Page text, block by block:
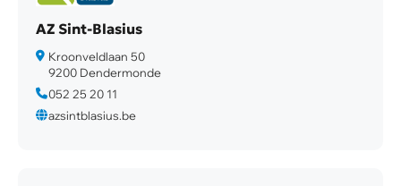
AZ Sint-Blasius
Kroonveldlaan 50
9200 Dendermonde
052 25 20 11
azsintblasius.be